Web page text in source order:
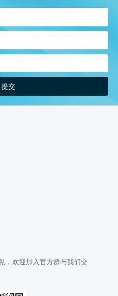
提交
，欢迎加入官方群与我们交